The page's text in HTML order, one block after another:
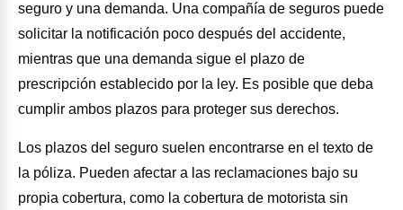
seguro y una demanda. Una compañía de seguros puede
solicitar la notificación poco después del accidente,
mientras que una demanda sigue el plazo de
prescripción establecido por la ley. Es posible que deba
cumplir ambos plazos para proteger sus derechos.
Los plazos del seguro suelen encontrarse en el texto de
la póliza. Pueden afectar a las reclamaciones bajo su
propia cobertura, como la cobertura de motorista sin